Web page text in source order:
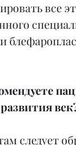
все
следует